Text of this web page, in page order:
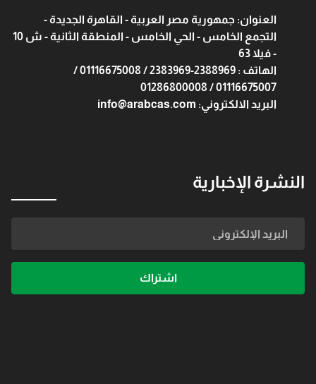
العنوان: جمهورية مصر العربية - القاهرة الجديدة -
التجمع الخامس - الحي الخامس - المنطقة الثانية - ش 10
- فيلا 63
الهاتف : 2388969-2383969 / 01116675008 /
01116675007 / 01286800008
البريد الالكتروني: info@arabcas.com
النشرة الإخبارية
اشتراك